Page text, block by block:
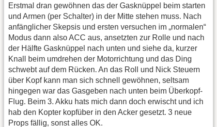
Erstmal dran gewöhnen das der Gasknüppel beim starten
und Armen (per Schalter) in der Mitte stehen muss. Nach
anfänglicher Skepsis und ersten versuchen im „normalen“
Modus dann also ACC aus, ansetzten zur Rolle und nach
der Hälfte Gasknüppel nach unten und siehe da, kurzer
Knall beim umdrehen der Motorrichtung und das Ding
schwebt auf dem Rücken. An das Roll und Nick Steuern
über Kopf kann man sich schnell gewöhnen, seltsam
hingegen war das Gasgeben nach unten beim Überkopf-
Flug. Beim 3. Akku hats mich dann doch erwischt und ich
hab den Kopter kopfüber in den Acker gesetzt. 3 neue
Props fällig, sonst alles OK.